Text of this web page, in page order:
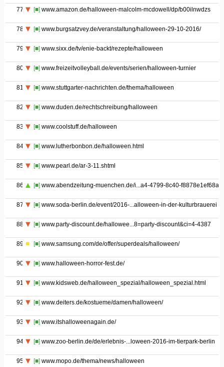
77 [■] www.amazon.de/halloween-malcolm-mcdowell/dp/b00ilnwdzs
78 [■] www.burgsatzvey.de/veranstaltung/halloween-29-10-2016/
79 [■] www.sixx.de/tv/enie-backt/rezepte/halloween
80 [■] www.freizeitvolleyball.de/events/serien/halloween-turnier
81 [■] www.stuttgarter-nachrichten.de/thema/halloween
82 [■] www.duden.de/rechtschreibung/halloween
83 [■] www.coolstuff.de/halloween
84 [■] www.lutherbonbon.de/halloween.html
85 [■] www.pearl.de/ar-3-11.shtml
86 [■] www.abendzeitung-muenchen.de/i...a4-4799-8c40-
87 [■] www.soda-berlin.de/event/2016-...alloween-in-der-kulturbrauerei
88 [■] www.party-discount.de/hallowee...8=party-discount&ci=4-4387
89 [■] www.samsung.com/de/offer/superdeals/halloween/
90 [■] www.halloween-horror-fest.de/
91 [■] www.kidsweb.de/halloween_spezial/halloween_spezial.html
92 [■] www.deiters.de/kostueme/damen/halloween/
93 [■] www.itshalloweenagain.de/
94 [■] www.zoo-berlin.de/de/erlebnis-...loween-2016-im-tierpark-berlin
95 [■] www.mopo.de/thema/news/halloween